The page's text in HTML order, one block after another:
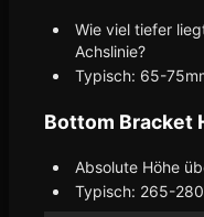
Wie viel tiefer
Achslinie?
Typisch: 65-
Bottom Bracket
Absolute Höhe
Typisch: 265-